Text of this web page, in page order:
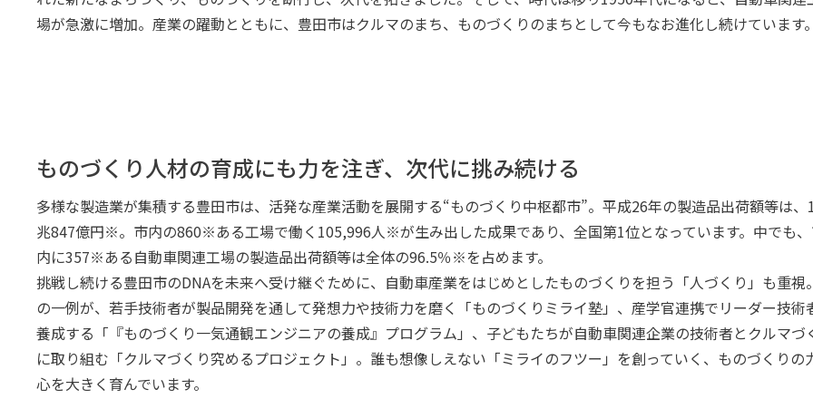
場が急激に増加。産業の躍動とともに、豊田市はクルマのまち、ものづくりのまちとして今もなお進化し続けています。
ものづくり人材の育成にも力を注ぎ、次代に挑み続ける
多様な製造業が集積する豊田市は、活発な産業活動を展開する“ものづくり中枢都市”。平成26年の製造品出荷額等は、
兆847億円※。市内の860※ある工場で働く105,996人※が生み出した成果であり、全国第1位となっています。中でも
内に357※ある自動車関連工場の製造品出荷額等は全体の96.5％※を占めます。
挑戦し続ける豊田市のDNAを未来へ受け継ぐために、自動車産業をはじめとしたものづくりを担う「人づくり」も重視
の一例が、若手技術者が製品開発を通して発想力や技術力を磨く「ものづくりミライ塾」、産学官連携でリーダー技術
養成する「『ものづくり一気通観エンジニアの養成』プログラム」、子どもたちが自動車関連企業の技術者とクルマづ
に取り組む「クルマづくり究めるプロジェクト」。誰も想像しえない「ミライのフツー」を創っていく、ものづくりの
心を大きく育んでいます。